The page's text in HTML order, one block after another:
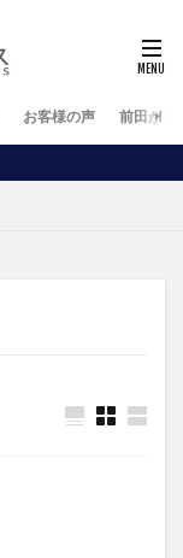
お客様の声 前田が行